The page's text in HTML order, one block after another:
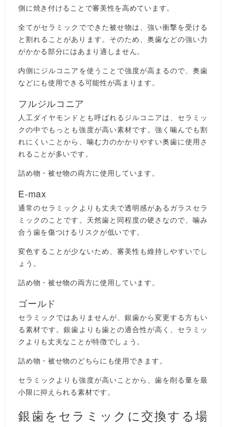
側に焼き付けることで審美性を高めています。
全てがセラミックでできた被せ物は、強い衝撃を受ける
と割れることがあります。そのため、奥歯などの強い力
がかかる部分にはあまり適しません。
内側にジルコニアを使うことで強度が高まるので、奥歯
などにも使用できる可能性が高まります。
フルジルコニア
人工ダイヤモンドとも呼ばれるジルコニアは、セラミッ
クの中でもっとも強度が高い素材です。強く噛んでも割
れにくいことから、噛む力のかかりやすい奥歯に使用さ
れることが多いです。
詰め物・被せ物の両方に使用しています。
E-max
通常のセラミックよりも丈夫で透明感があるガラスセラ
ミックのことです。天然歯と同程度の硬さなので、噛み
合う歯を傷つけるリスクが低いです。
変色することが少ないため、審美性も維持しやすいでし
ょう。
詰め物・被せ物の両方に使用しています。
ゴールド
セラミックではありませんが、銀歯から変更する方もい
る素材です。銀歯よりも歯との適合性が高く、セラミッ
クよりも丈夫なことが特徴でしょう。
詰め物・被せ物のどちらにも使用できます。
セラミックよりも強度が高いことから、歯を削る量を最
小限に抑えられる素材です。
銀歯をセラミックに交換する場